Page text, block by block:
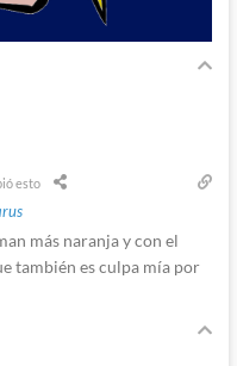
esto
más naranja y con el
también es culpa mía por